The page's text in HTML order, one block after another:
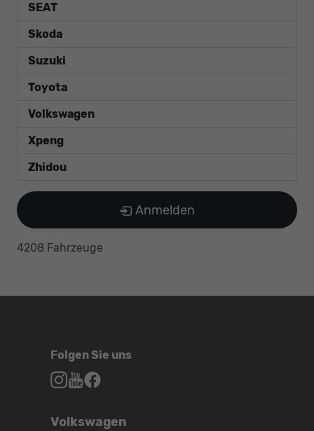
SEAT
Skoda
Suzuki
Toyota
Volkswagen
Xpeng
Zhidou
Anmelden
4208 Fahrzeuge
Folgen Sie uns
Autohaus
Sie
Autohaus
Sie Sie
Volkswagen